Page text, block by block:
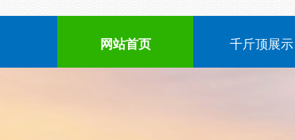
网站首页 千斤顶展示